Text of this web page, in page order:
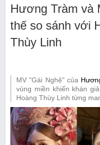
Hương Tràm và
thế so sánh với
Thùy Linh
MV "Gái Nghệ" của
vùng miền khiến khán
Hoàng Thùy Linh từng